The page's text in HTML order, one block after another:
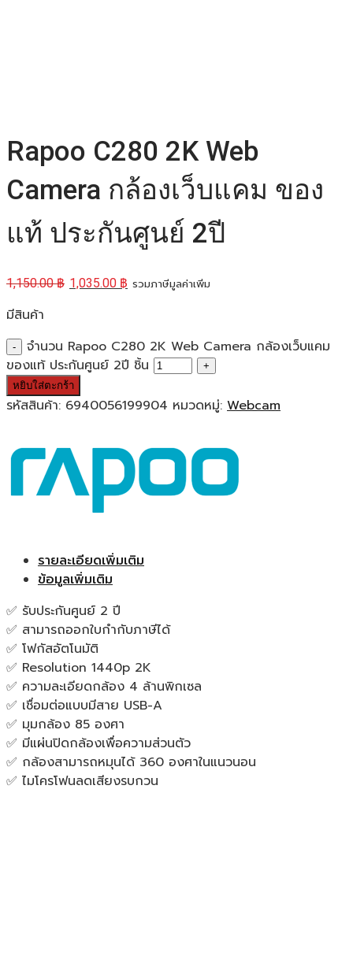
Rapoo C280 2K Web
Camera กล้องเว็บแคม ของ
แท้ ประกันศูนย์ 2ปี
1,150.00฿ 1,035.00 ฿ รวมภาษีมูลค่าเพิ่ม
มีสินค้า
จำนวน Rapoo C280 2K Web Camera กล้องเว็บแคม
ของแท้ ประกันศูนย์ 2ปี ชิ้น
หยิบใส่ตะกร้า
รหัสสินค้า: 6940056199904 หมวดหมู่: Webcam
รายละเอียดเพิ่มเติม
ข้อมูลเพิ่มเติม
✅ รับประกันศูนย์ 2 ปี
✅ สามารถออกใบกำกับภาษีได้
✅ โฟกัสอัตโนมัติ
✅ Resolution 1440p 2K
✅ ความละเอียดกล้อง 4 ล้านพิกเซล
✅ เชื่อมต่อแบบมีสาย USB-A
✅ มุมกล้อง 85 องศา
✅ มีแผ่นปิดกล้องเพื่อความส่วนตัว
✅ กล้องสามารถหมุนได้ 360 องศาในแนวนอน
✅ ไมโครโฟนลดเสียงรบกวน